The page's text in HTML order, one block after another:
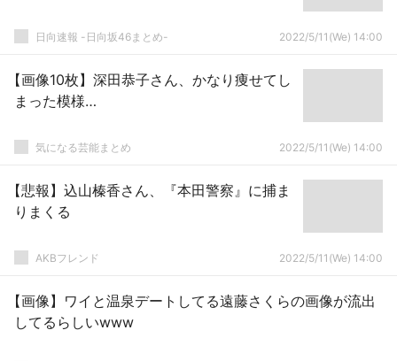
日向速報 -日向坂46まとめ- 2022/5/11(We) 14:00
【画像10枚】深田恭子さん、かなり痩せてし
まった模様…
気になる芸能まとめ 2022/5/11(We) 14:00
【悲報】込山榛香さん、『本田警察』に捕ま
りまくる
AKBフレンド 2022/5/11(We) 14:00
【画像】ワイと温泉デートしてる遠藤さくらの画像が流出
してるらしいwww